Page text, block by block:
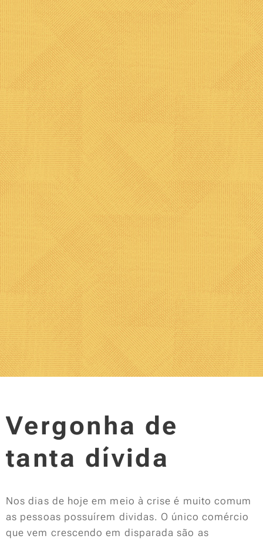
Vergonha de
tanta dívida
Nos dias de hoje em meio à crise é muito comum
as pessoas possuírem dividas. O único comércio
que vem crescendo em disparada são as